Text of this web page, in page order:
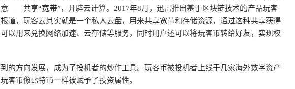
——共享“宽带”，开辟云计算。2017年8月，迅雷推出基于区块链技术的产品玩客
道，玩客云其实就是一个私人云盘，用来共享宽带和存储资源，通过这种共享获得
以用来兑换网络加速、云存储等服务，同时用户还可以将玩客币转给好友，实现权
的方向发展，成为了投机者的炒作工具。玩客币被投机者上线于几家海外数字资产
客币像比特币一样被赋予了投资属性。